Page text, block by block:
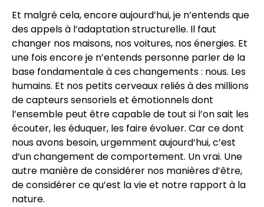
Et malgré cela, encore aujourd’hui, je n’entends que
des appels à l’adaptation structurelle. Il faut
changer nos maisons, nos voitures, nos énergies. Et
une fois encore je n’entends personne parler de la
base fondamentale à ces changements : nous. Les
humains. Et nos petits cerveaux reliés à des millions
de capteurs sensoriels et émotionnels dont
l’ensemble peut être capable de tout si l’on sait les
écouter, les éduquer, les faire évoluer. Car ce dont
nous avons besoin, urgemment aujourd’hui, c’est
d’un changement de comportement. Un vrai. Une
autre manière de considérer nos manières d’être,
de considérer ce qu’est la vie et notre rapport à la
nature.